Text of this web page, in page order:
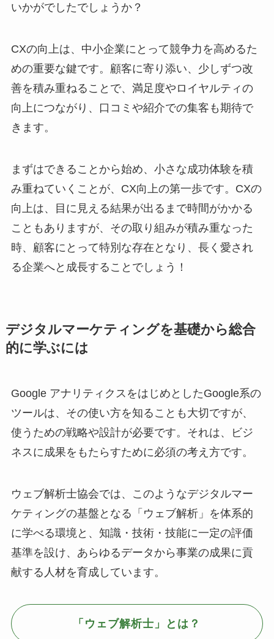
いかがでしたでしょうか？
CXの向上は、中小企業にとって競争力を高めるた
めの重要な鍵です。顧客に寄り添い、少しずつ改
善を積み重ねることで、満足度やロイヤルティの
向上につながり、口コミや紹介での集客も期待で
きます。
まずはできることから始め、小さな成功体験を積
み重ねていくことが、CX向上の第一歩です。CXの
向上は、目に見える結果が出るまで時間がかかる
こともありますが、その取り組みが積み重なった
時、顧客にとって特別な存在となり、長く愛され
る企業へと成長することでしょう！
デジタルマーケティングを基礎から総合
的に学ぶには
Google アナリティクスをはじめとしたGoogle系の
ツールは、その使い方を知ることも大切ですが、
使うための戦略や設計が必要です。それは、ビジ
ネスに成果をもたらすために必須の考え方です。
ウェブ解析士協会では、このようなデジタルマー
ケティングの基盤となる「ウェブ解析」を体系的
に学べる環境と、知識・技術・技能に一定の評価
基準を設け、あらゆるデータから事業の成果に貢
献する人材を育成しています。
「ウェブ解析士」とは？